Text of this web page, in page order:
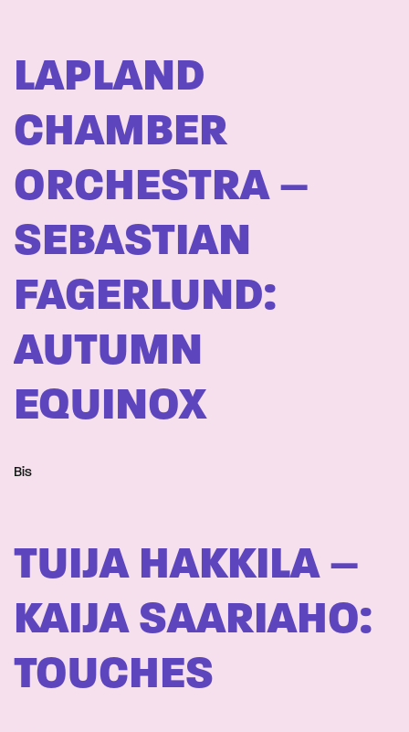
LAPLAND
CHAMBER
ORCHESTRA –
SEBASTIAN
FAGERLUND:
AUTUMN
EQUINOX
Bis
TUIJA HAKKILA –
KAIJA SAARIAHO:
TOUCHES